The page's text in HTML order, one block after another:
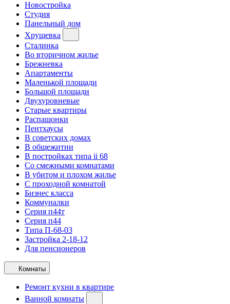
Новостройка
Студия
Панельный дом
Хрущевка
Сталинка
Во вторичном жилье
Брежневка
Апартаменты
Маленькой площади
Большой площади
Двухуровневые
Старые квартиры
Распашонки
Пентхаусы
В советских домах
В общежитии
В постройках типа ii 68
Со смежными комнатами
В убитом и плохом жилье
С проходной комнатой
Бизнес класса
Коммуналки
Серия п44т
Серия п44
Типа П-68-03
Застройка 2-18-12
Для пенсионеров
Комнаты
Ремонт кухни в квартире
Ванной комнаты